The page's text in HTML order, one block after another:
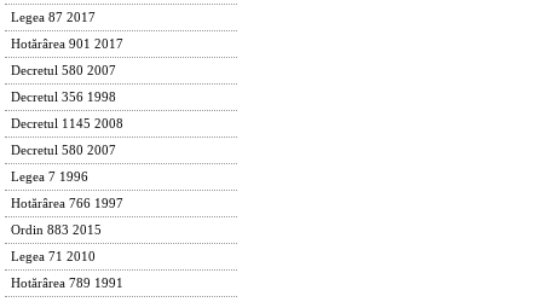
Legea 87 2017
Hotărârea 901 2017
Decretul 580 2007
Decretul 356 1998
Decretul 1145 2008
Decretul 580 2007
Legea 7 1996
Hotărârea 766 1997
Ordin 883 2015
Legea 71 2010
Hotărârea 789 1991